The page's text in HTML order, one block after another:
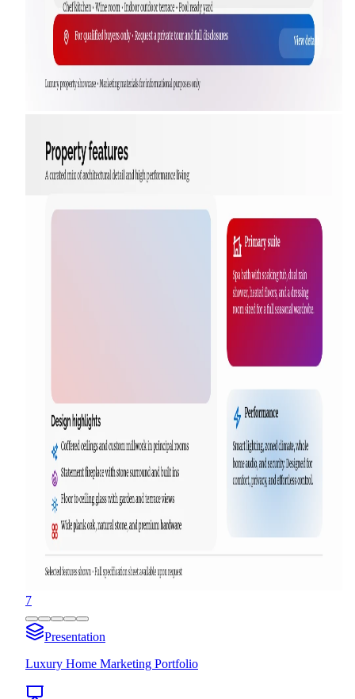
7
Presentation
Luxury Home Marketing Portfolio